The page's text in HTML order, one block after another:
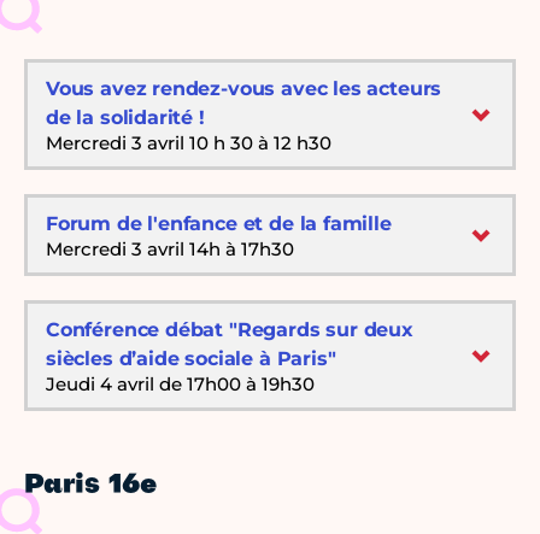
Vous avez rendez-vous avec les acteurs
de la solidarité !
Mercredi 3 avril 10 h 30 à 12 h30
Forum de l'enfance et de la famille
Mercredi 3 avril 14h à 17h30
Conférence débat "Regards sur deux
siècles d’aide sociale à Paris"
Jeudi 4 avril de 17h00 à 19h30
Paris 16e